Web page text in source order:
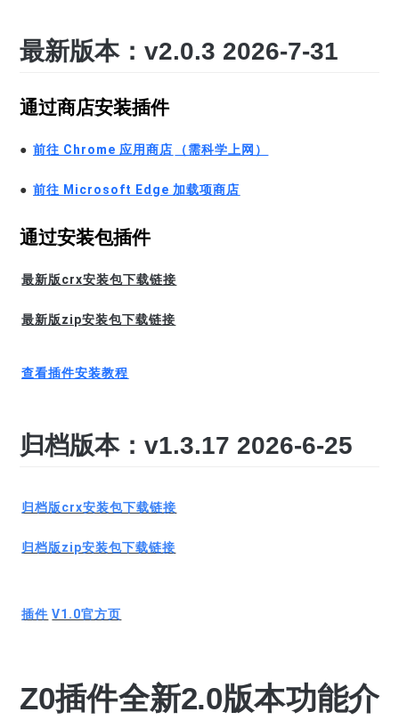
最新版本：v2.0.3 2026-7-31
通过商店安装插件
● 前往 Chrome 应用商店 （需科学上网）
● 前往 Microsoft Edge 加载项商店
通过安装包插件
最新版crx安装包下载链接
最新版zip安装包下载链接
查看插件安装教程
归档版本：v1.3.17 2026-6-25
归档版crx安装包下载链接
归档版zip安装包下载链接
插件 V1.0官方页
Z0插件全新2.0版本功能介